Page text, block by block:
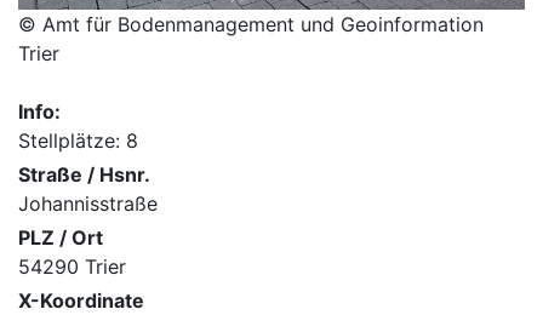
© Amt für Bodenmanagement und Geoinformation
Trier
Info:
Stellplätze: 8
Straße / Hsnr.
Johannisstraße
PLZ / Ort
54290 Trier
X-Koordinate